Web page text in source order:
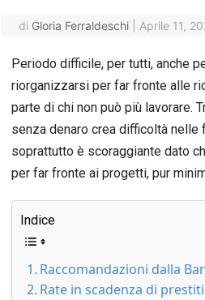
di Gloria Ferraldeschi Aprile 11,
Periodo difficile, per tutti, anche
riorganizzarsi per far fronte alle
parte di chi non può più lavorare.
senza denaro crea difficoltà nelle
soprattutto è scoraggiante dato
per far fronte ai progetti, pur
Indice
Raccomandazioni dalla
Rate in scadenza di